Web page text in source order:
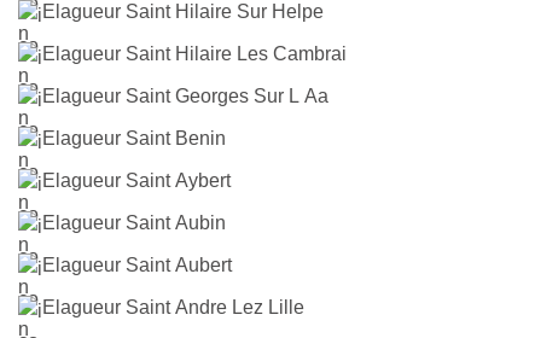
Elagueur Saint Hilaire Sur Helpe
Elagueur Saint Hilaire Les Cambrai
Elagueur Saint Georges Sur L Aa
Elagueur Saint Benin
Elagueur Saint Aybert
Elagueur Saint Aubin
Elagueur Saint Aubert
Elagueur Saint Andre Lez Lille